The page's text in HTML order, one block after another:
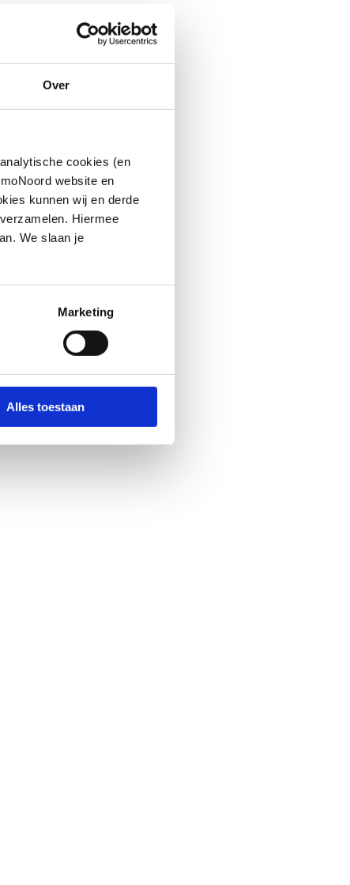
Over
cookies (en
website en
kunnen wij en derde
Hiermee
We slaan je
Marketing
Alles toestaan